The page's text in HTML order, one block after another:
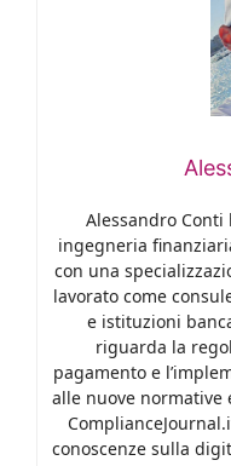
Alessandro
ingegneria
con una
lavorato come
e istituzioni
riguarda la
pagamento e
alle nuove normative
conoscenze sulla